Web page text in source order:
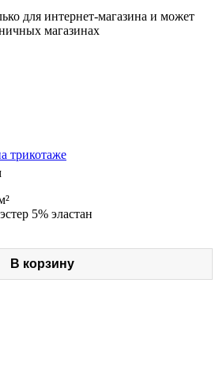
для интернет-магазина и может
магазинах
трикотаже
5% эластан
В корзину